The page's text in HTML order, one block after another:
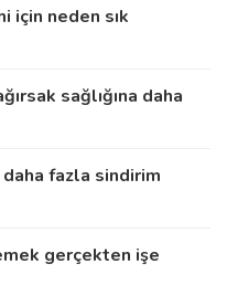
için neden sık
sağlığına daha
fazla sindirim
gerçekten işe